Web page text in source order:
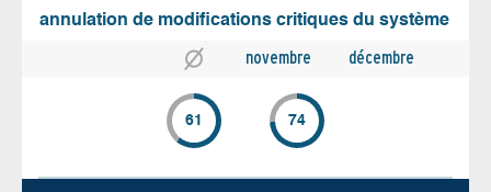
annulation de modifications critiques du système
novembre décembre
61 74